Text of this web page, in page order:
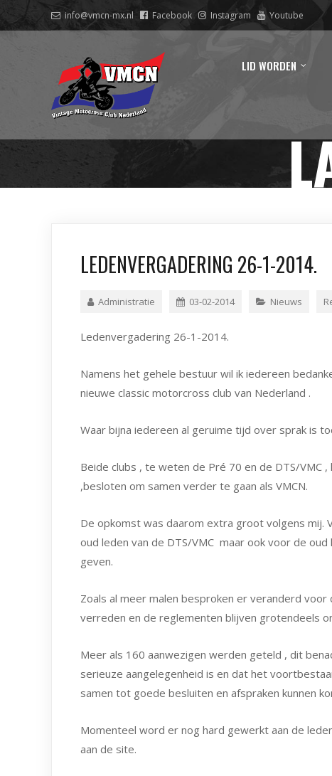
info@vmcn-mx.nl Facebook Instagram Youtube
LID WORDEN
LEDENVERGADERING 26-1-2014.
Administratie 03-02-2014 Nieuws
Ledenvergadering 26-1-2014.
Namens het gehele bestuur wil ik iedereen
nieuwe classic motorcross club van Nederland .
Waar bijna iedereen al geruime tijd over sprak is
Beide clubs , te weten de Pré 70 en de DTS/VMC
,besloten om samen verder te gaan als VMCN.
De opkomst was daarom extra groot volgens mij.
oud leden van de DTS/VMC maar ook voor de
geven.
Zoals al meer malen besproken er veranderd
verreden en de reglementen blijven grotendeels
Meer als 160 aanwezigen werden geteld , dit
serieuze aangelegenheid is en dat het
samen tot goede besluiten en afspraken kunnen
Momenteel word er nog hard gewerkt aan de
aan de site.